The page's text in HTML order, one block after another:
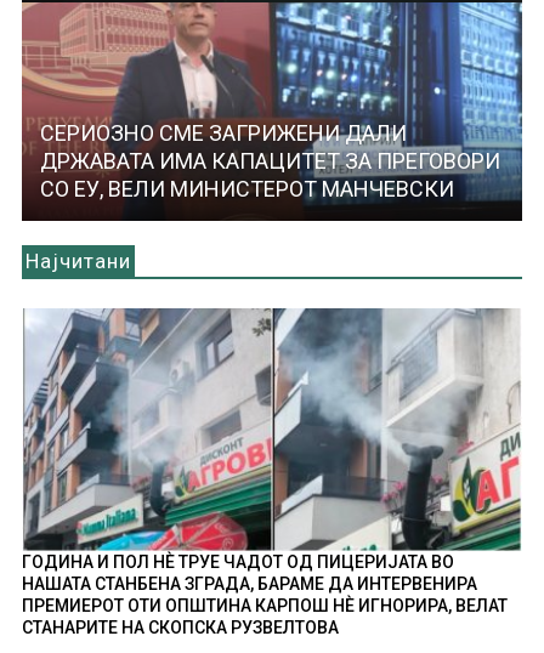
СЕРИОЗНО СМЕ ЗАГРИЖЕНИ ДАЛИ
ДРЖАВАТА ИМА КАПАЦИТЕТ ЗА ПРЕГОВОРИ
СО ЕУ, ВЕЛИ МИНИСТЕРОТ МАНЧЕВСКИ
Најчитани
ГОДИНА И ПОЛ НÈ ТРУЕ ЧАДОТ ОД ПИЦЕРИЈАТА ВО
НАШАТА СТАНБЕНА ЗГРАДА, БАРАМЕ ДА ИНТЕРВЕНИРА
ПРЕМИЕРОТ ОТИ ОПШТИНА КАРПОШ НÈ ИГНОРИРА, ВЕЛАТ
СТАНАРИТЕ НА СКОПСКА РУЗВЕЛТОВА